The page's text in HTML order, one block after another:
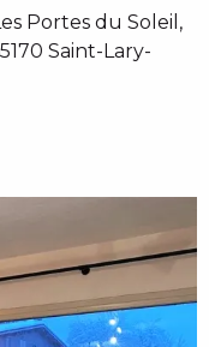
Portes du Soleil,
Saint-Lary-